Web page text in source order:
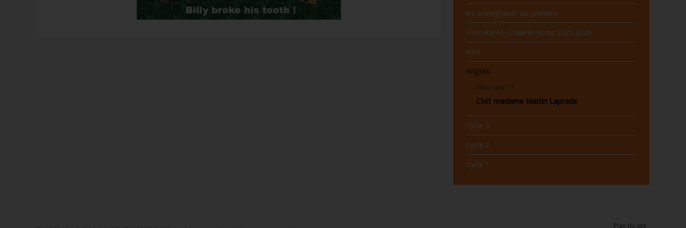
les enseignants du primaire
Fournitures scolaires école 2025.2026
ASH
Anglais
Who am I ?
CM1 madame Martin Laprade
Cycle 3
Cycle 2
Cycle 1
Plan du site